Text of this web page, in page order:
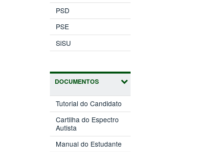
PSD
PSE
SiSU
DOCUMENTOS
Tutorial do Candidato
Cartilha do Espectro
Autista
Manual do Estudante